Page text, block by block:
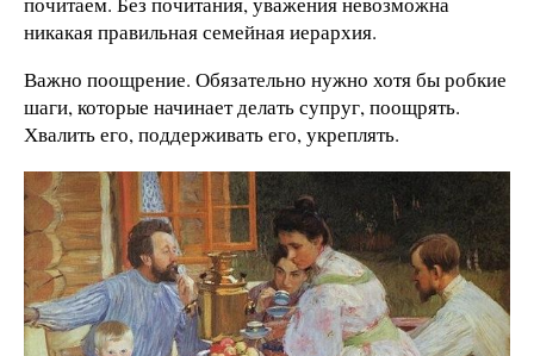
никакая правильная семейная иерархия.
Важно поощрение. Обязательно нужно хотя бы робкие
шаги, которые начинает делать супруг, поощрять.
Хвалить его, поддерживать его, укреплять.